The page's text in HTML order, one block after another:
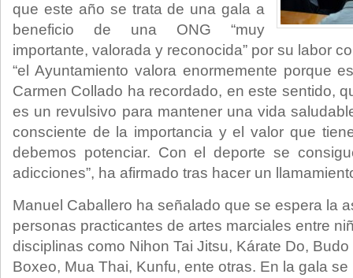
que este año se trata de una gala a
beneficio de una ONG “muy
importante, valorada y reconocida” por su labor
“el Ayuntamiento valora enormemente porque
Carmen Collado ha recordado, en este sentido,
es un revulsivo para mantener una vida
consciente de la importancia y el valor que
debemos potenciar. Con el deporte se
adicciones”, ha afirmado tras hacer un
Manuel Caballero ha señalado que se espera la
personas practicantes de artes marciales entre
disciplinas como Nihon Tai Jitsu, Kárate Do,
Boxeo, Mua Thai, Kunfu, ente otras. En la gala